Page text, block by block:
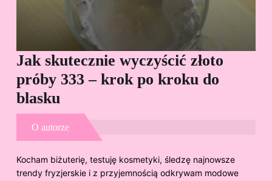
Jak skutecznie wyczyścić złoto
próby 333 – krok po kroku do
blasku
O autorze
Kocham biżuterię, testuję kosmetyki, śledzę najnowsze
trendy fryzjerskie i z przyjemnością odkrywam modowe